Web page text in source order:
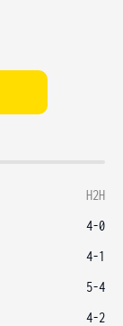
H2H
4-0
4-1
5-4
4-2